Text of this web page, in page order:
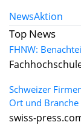
NewsAktion
Top News
FHNW:
Schweizer
Ort und
swiss-